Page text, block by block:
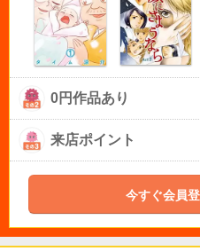
0円作品あり
来店ポイント
今すぐ会員